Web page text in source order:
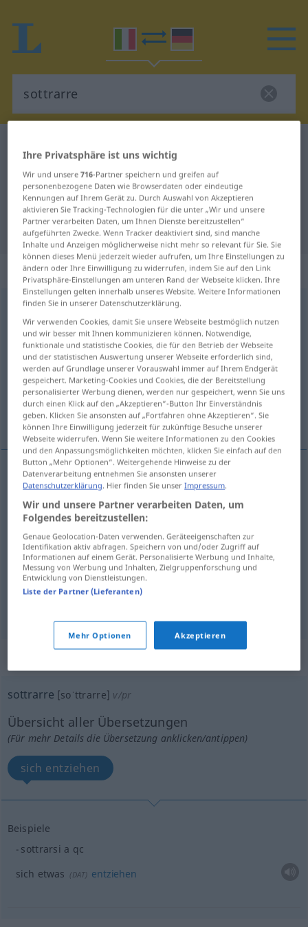
Italienisch-Deutsch Übersetzung
für "sottrarre"
"sottrarre" Deutsch Übersetzung
„sottrarre“: verbo transitivo
sottrarre [soˈttrarre]v/t
Übersicht aller Übersetzungen
(Für mehr Details die Übersetzung anklicken/antippen)
entreißen, retten entwenden
abziehen
entreißen,retten sottrarre
entwenden sottrarre rubare
sottrarre [soˈttrarre] v/pr
Übersicht aller Übersetzungen
(Für mehr Details die Übersetzung anklicken/antippen)
sich entziehen
Beispiele
sottrarsi a qc
sich etwas (DAT) entziehen
Ihre Privatsphäre ist uns wichtig
Wir und unsere716-Partner speichern und greifen auf
personenbezogene Daten wie Browserdaten oder eindeutige
Kennungen auf Ihrem Gerät zu. Durch Auswahl von Akzeptieren
aktivieren Sie Tracking-Technologien für die unter „Wir und unsere
Partner verarbeiten Daten, um Ihnen Dienste bereitzustellen“
aufgeführten Zwecke. Wenn Tracker deaktiviert sind, sind manche
Inhalte und Anzeigen möglicherweise nicht mehr so relevant für Sie. Sie
können dieses Menü jederzeit wieder aufrufen, um Ihre Einstellungen zu
ändern oder Ihre Einwilligung zu widerrufen, indem Sie auf den Link
Privatsphäre-Einstellungen am unteren Rand der Webseite klicken. Ihre
Einstellungen gelten innerhalb unseres Website. Weitere Informationen
finden Sie in unserer Datenschutzerklärung.
Wir verwenden Cookies, damit Sie unsere Webseite bestmöglich nutzen
und wir besser mit Ihnen kommunizieren können. Notwendige,
funktionale und statistische Cookies, die für den Betrieb der Webseite
und der statistischen Auswertung unserer Webseite erforderlich sind,
werden auf Grundlage unserer Vorauswahl immer auf Ihrem Endgerät
gespeichert. Marketing-Cookies und Cookies, die der Bereitstellung
personalisierter Werbung dienen, werden nur gespeichert, wenn Sie uns
durch einen Klick auf den „Akzeptieren“-Button Ihr Einverständnis
geben. Klicken Sie ansonsten auf „Fortfahren ohne Akzeptieren“. Sie
können Ihre Einwilligung jederzeit für zukünftige Besuche unserer
Webseite widerrufen. Wenn Sie weitere Informationen zu den Cookies
und den Anpassungsmöglichkeiten möchten, klicken Sie einfach auf den
Button „Mehr Optionen“. Weitergehende Hinweise zu der
Datenverarbeitung entnehmen Sie ansonsten unserer
Datenschutzerklärung. Hier finden Sie unserImpressum.
Wir und unsere Partner verarbeiten Daten, um
Folgendes bereitzustellen:
Genaue Geolocation-Daten verwenden. Geräteeigenschaften zur
Identifikation aktiv abfragen. Speichern von und/oder Zugriff auf
Informationen auf einem Gerät. Personalisierte Werbung und Inhalte,
Messung von Werbung und Inhalten, Zielgruppenforschung und
Entwicklung von Dienstleistungen.
Liste der Partner (Lieferanten)
Mehr Optionen Akzeptieren